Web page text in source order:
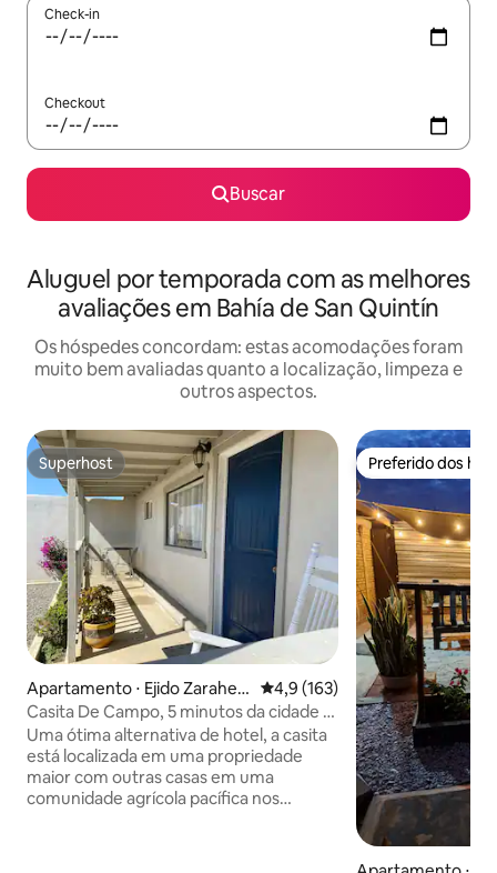
Check-in
Checkout
Buscar
Aluguel por temporada com as melhores
avaliações em Bahía de San Quintín
Os hóspedes concordam: estas acomodações foram
muito bem avaliadas quanto a localização, limpeza e
outros aspectos.
Superhost
Superhost
Apartamento ⋅ Ejido Zarahe
mla
4,9 de uma avaliação média de
4,9 (163)
Casita De Campo, 5 minutos da cidade e
da praia, com aquecimento e ar-
condicionado
Uma ótima alternativa de hotel, a casita
está localizada em uma propriedade
maior com outras casas em uma
comunidade agrícola pacífica nos
Preferido dos
Preferido dos